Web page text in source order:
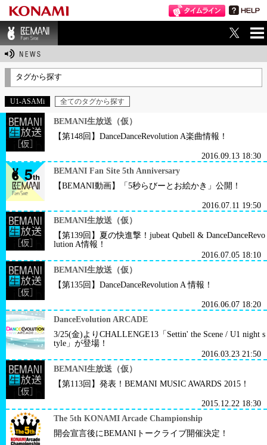
BEMANI Fan Sit
タグから探す
U1-ASAMi 全てのタグから探す
BEMANI生放送（仮）
【第148回】DanceDanceRevolution A楽曲情報！
2016.09.13 18:30
BEMANI Fan Site 5th Anniversary
【BEMANI動画】「5秒らびーとお絵かき」公開！
2016.07.11 19:50
BEMANI生放送（仮）
【第139回】夏の快進撃！jubeat Qubell & DanceDanceRevo
lution A情報！
2016.07.05 18:10
BEMANI生放送（仮）
【第135回】DanceDanceRevolution A 情報！
2016.06.07 18:20
DanceEvolution ARCADE
3/25(金)よりCHALLENGE13「Settin' the Scene / U1 night s
tyle」が登場！
2016.03.23 21:50
BEMANI生放送（仮）
【第113回】発表！BEMANI MUSIC AWARDS 2015！
2015.12.22 18:30
The 5th KONAMI Arcade Championship
開会宣言後にBEMANIトークライブ開催決定！